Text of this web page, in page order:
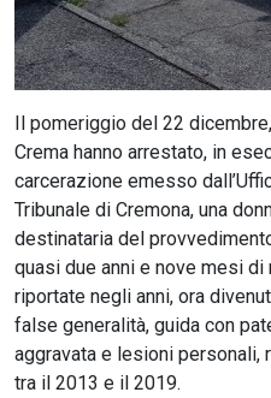
Il pomeriggio del 22
Crema hanno arrestato, in
carcerazione emesso
Tribunale di Cremona, una
destinataria del
quasi due anni e nove mesi
riportate negli anni, ora
false generalità, guida con
aggravata e lesioni
tra il 2013 e il 2019.